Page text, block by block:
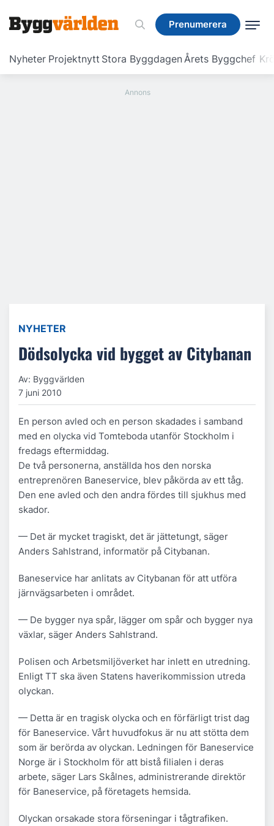
Prenumerera
Nyheter Projektnytt Stora ByggdagenÅrets Byggchef
Prenumerera
NYHETER
Dödsolycka vid bygget av Citybanan
Av: Byggvärlden
7 juni 2010
En person avled och en person skadades i samband
med en olycka vid Tomteboda utanför Stockholm i
fredags eftermiddag.
De två personerna, anställda hos den norska
entreprenören Baneservice, blev påkörda av ett tåg.
Den ene avled och den andra fördes till sjukhus med
skador.
— Det är mycket tragiskt, det är jättetungt, säger
Anders Sahlstrand, informatör på Citybanan.
Baneservice har anlitats av Citybanan för att utföra
järnvägsarbeten i området.
— De bygger nya spår, lägger om spår och bygger nya
växlar, säger Anders Sahlstrand.
Polisen och Arbetsmiljöverket har inlett en utredning.
Enligt TT ska även Statens haverikommission utreda
olyckan.
— Detta är en tragisk olycka och en förfärligt trist dag
för Baneservice. Vårt huvudfokus är nu att stötta dem
som är berörda av olyckan. Ledningen för Baneservice
Norge är i Stockholm för att bistå filialen i deras
arbete, säger Lars Skålnes, administrerande direktör
för Baneservice, på företagets hemsida.
Olyckan orsakade stora förseningar i tågtrafiken.